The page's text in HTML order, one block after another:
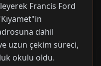
Francis Ford
dahil
uzun çekim süreci,
okulu oldu.